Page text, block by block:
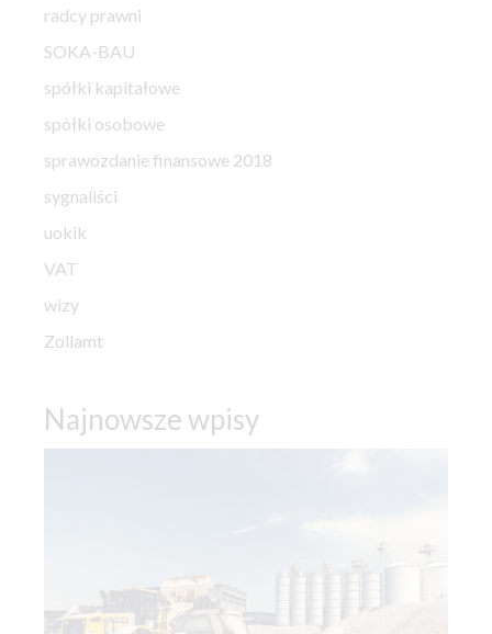
radcy prawni
SOKA-BAU
spółki kapitałowe
spółki osobowe
sprawozdanie finansowe 2018
sygnaliści
uokik
VAT
wizy
Zollamt
Najnowsze wpisy